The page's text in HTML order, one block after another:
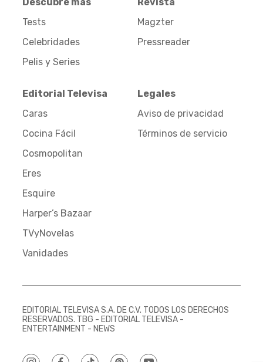
Tests
Celebridades
Pelis y Series
Magzter
Pressreader
Editorial Televisa
Caras
Cocina Fácil
Cosmopolitan
Eres
Esquire
Harper’s Bazaar
TVyNovelas
Vanidades
Legales
Aviso de privacidad
Términos de servicio
EDITORIAL TELEVISA S.A. DE C.V. TODOS LOS DERECHOS
RESERVADOS. TBG - EDITORIAL TELEVISA -
ENTERTAINMENT - NEWS